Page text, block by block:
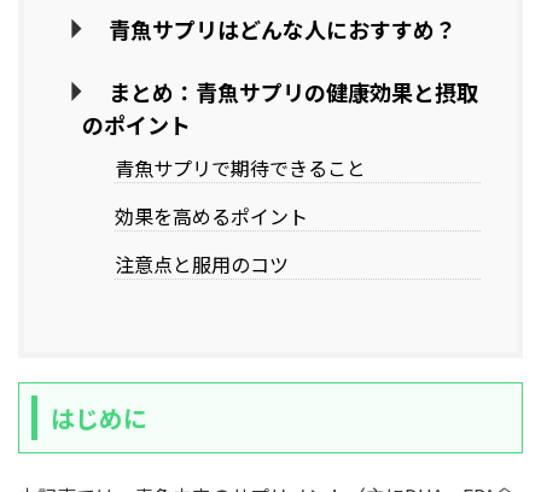
青魚サプリはどんな人におすすめ？
まとめ：青魚サプリの健康効果と摂取
のポイント
青魚サプリで期待できること
効果を高めるポイント
注意点と服用のコツ
はじめに